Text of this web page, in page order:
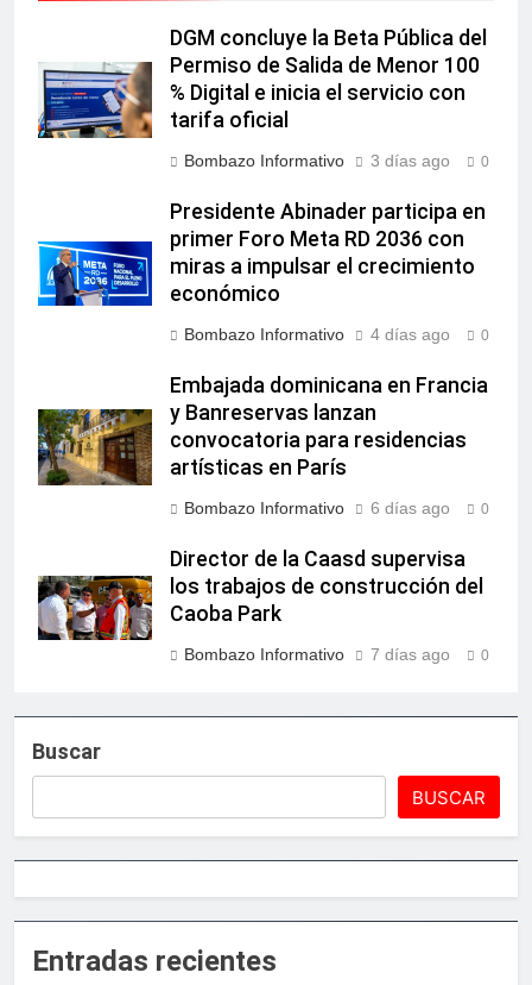
DGM concluye la Beta Pública del
Permiso de Salida de Menor 100
% Digital e inicia el servicio con
tarifa oficial
Bombazo Informativo 3 días ago 0
Presidente Abinader participa en
primer Foro Meta RD 2036 con
miras a impulsar el crecimiento
económico
Bombazo Informativo 4 días ago 0
Embajada dominicana en Francia
y Banreservas lanzan
convocatoria para residencias
artísticas en París
Bombazo Informativo 6 días ago 0
Director de la Caasd supervisa
los trabajos de construcción del
Caoba Park
Bombazo Informativo 7 días ago 0
Buscar
BUSCAR
Entradas recientes